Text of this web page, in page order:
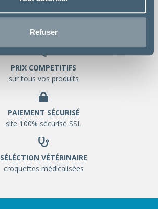
Refuser
chez votre vétérinaire
PRIX COMPETITIFS
sur tous vos produits
PAIEMENT SÉCURISÉ
site 100% sécurisé SSL
SÉLÉCTION VÉTÉRINAIRE
croquettes médicalisées